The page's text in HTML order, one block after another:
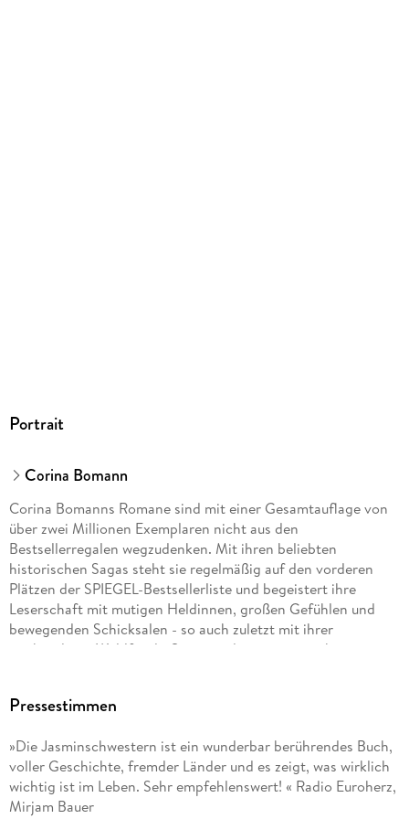
Portrait
Corina Bomann
Corina Bomanns Romane sind mit einer Gesamtauflage von
über zwei Millionen Exemplaren nicht aus den
Bestsellerregalen wegzudenken. Mit ihren beliebten
historischen Sagas steht sie regelmäßig auf den vorderen
Plätzen der SPIEGEL-Bestsellerliste und begeistert ihre
Leserschaft mit mutigen Heldinnen, großen Gefühlen und
bewegenden Schicksalen - so auch zuletzt mit ihrer
vierbändigen Waldfriede-Saga um die ereignisreiche
Pressestimmen
»Die Jasminschwestern ist ein wunderbar berührendes Buch,
voller Geschichte, fremder Länder und es zeigt, was wirklich
wichtig ist im Leben. Sehr empfehlenswert! « Radio Euroherz,
Mirjam Bauer